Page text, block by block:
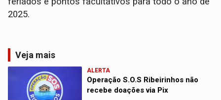
2025.
Veja mais
ALERTA
Operação S.O.S Ribeirinhos não
recebe doações via Pix